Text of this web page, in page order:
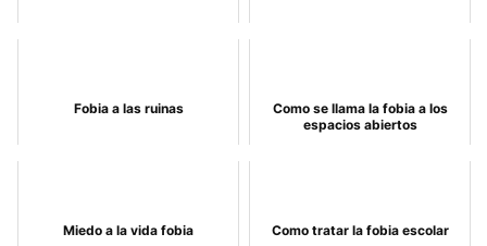
Fobia a las ruinas
Como se llama la fobia a los
espacios abiertos
Miedo a la vida fobia Como tratar la fobia escolar